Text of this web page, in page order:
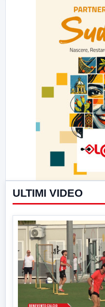
ULTIMI VIDEO